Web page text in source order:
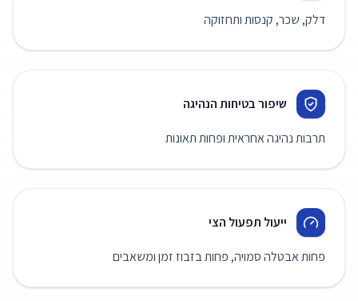
דלק, שכר, קנסות ותחזוקה
שיפור בטיחות הנהיגה
תרבות נהיגה אחראית ופחות תאונות
ייעול תפעול הצי
פחות אבטלה סמויה, פחות בזבוז זמן ומשאבים